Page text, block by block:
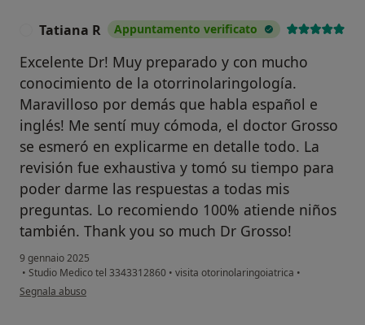
Tatiana R Appuntamento verificato
Excelente Dr! Muy preparado y con mucho
conocimiento de la otorrinolaringología.
Maravilloso por demás que habla español e
inglés! Me sentí muy cómoda, el doctor Grosso
se esmeró en explicarme en detalle todo. La
revisión fue exhaustiva y tomó su tiempo para
poder darme las respuestas a todas mis
preguntas. Lo recomiendo 100% atiende niños
también. Thank you so much Dr Grosso!
9 gennaio 2025
• Studio Medico tel 3343312860 • visita otorinolaringoiatrica •
secondo l'opinione dell'utente Tatiana R
Segnala abuso